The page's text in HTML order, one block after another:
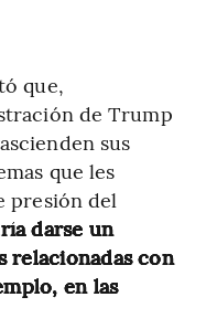
que,
de Trump
sus
que les
presión del
darse un
con
en las